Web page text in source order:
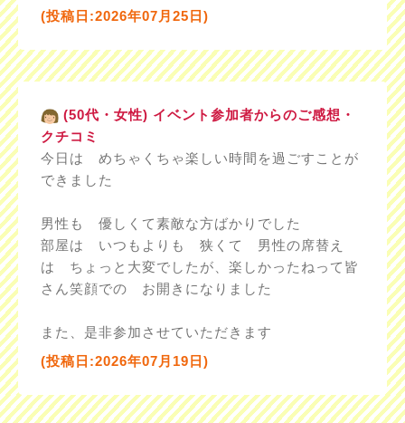
(投稿日:2026年07月25日)
(50代・女性) イベント参加者からのご感想・
クチコミ
今日は めちゃくちゃ楽しい時間を過ごすことが
できました
男性も 優しくて素敵な方ばかりでした
部屋は いつもよりも 狭くて 男性の席替え
は ちょっと大変でしたが、楽しかったねって皆
さん笑顔での お開きになりました
また、是非参加させていただきます
(投稿日:2026年07月19日)